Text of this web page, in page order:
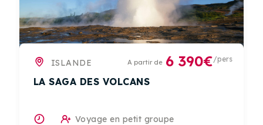
ISLANDE A partir de 6 390€/pers
LA SAGA DES VOLCANS
Voyage en petit groupe